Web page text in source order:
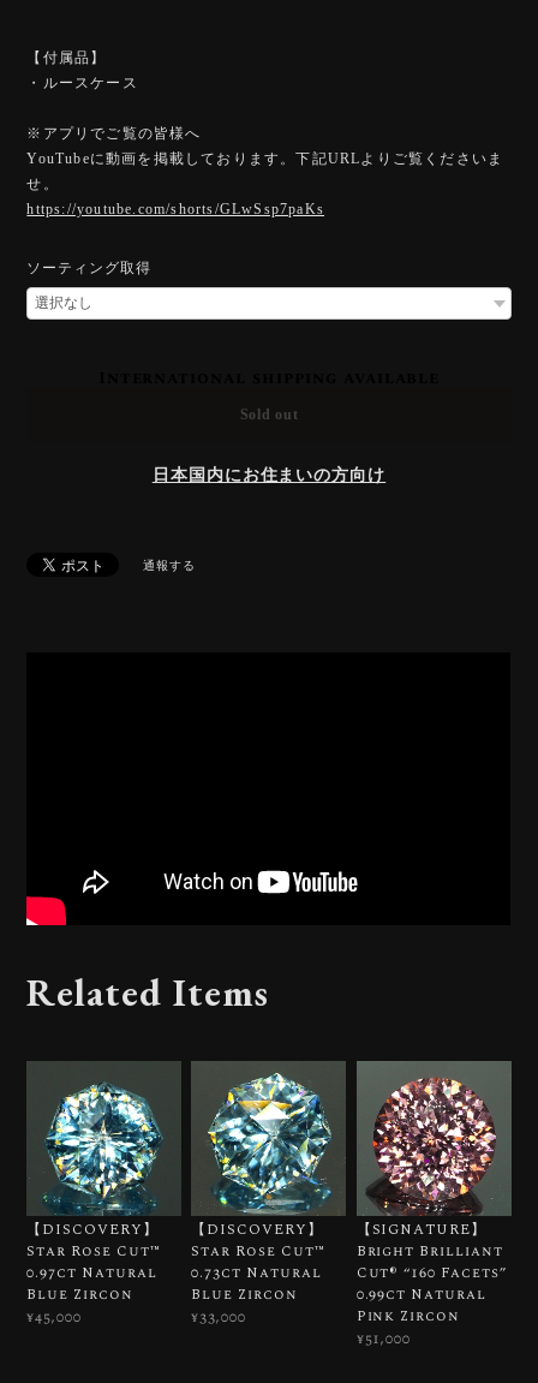
【付属品】
・ルースケース
※アプリでご覧の皆様へ
YouTubeに動画を掲載しております。下記URLよりご覧くださいま
せ。
https://youtube.com/shorts/GLwSsp7paKs
ソーティング取得
Sold out
日本国内にお住まいの方向け
通報する
Related Items
【DISCOVERY】
Star Rose Cut™️
0.97ct Natural
Blue Zircon
¥45,000
【DISCOVERY】
Star Rose Cut™️
0.73ct Natural
Blue Zircon
¥33,000
【SIGNATURE】
Bright Brilliant
Cut®︎ “160 Facets”
0.99ct Natural
Pink Zircon
¥51,000